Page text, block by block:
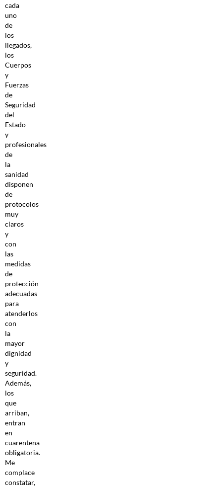
cada
uno
de
los
llegados,
los
Cuerpos
y
Fuerzas
de
Seguridad
del
Estado
y
profesionales
de
la
sanidad
disponen
de
protocolos
muy
claros
y
con
las
medidas
de
protección
adecuadas
para
atenderlos
con
la
mayor
dignidad
y
seguridad.
Además,
los
que
arriban,
entran
en
cuarentena
obligatoria.
Me
complace
constatar,